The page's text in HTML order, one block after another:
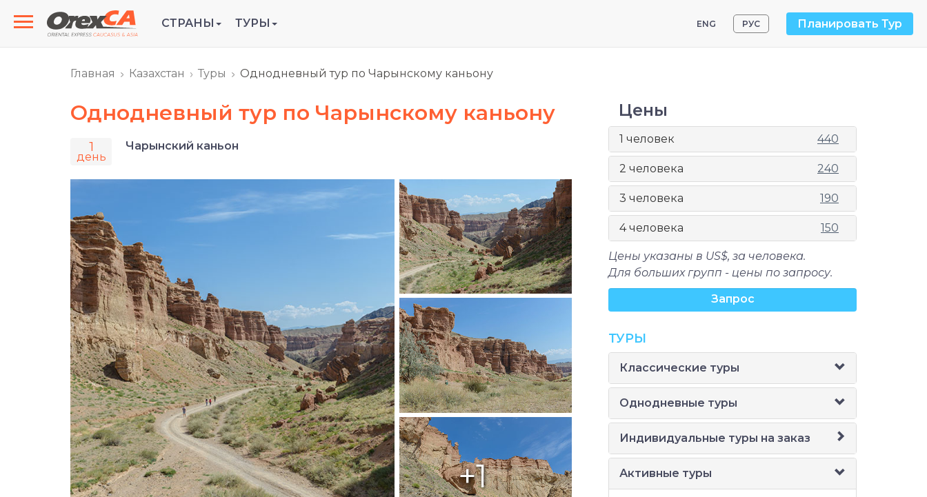
СТРАНЫ ТУРЫ ENG РУС Планировать Тур
Главная Казахстан Туры Однодневный тур по Чарынскому каньону
Однодневный тур по Чарынскому каньону
1
день
Чарынский каньон
+1
Цены
1 человек 440
2 человека 240
3 человека 190
4 человека 150
Цены указаны в US$, за человека.
Для больших групп - цены по запросу.
Запрос
ТУРЫ
Классические туры
Однодневные туры
Индивидуальные туры на заказ
Активные туры